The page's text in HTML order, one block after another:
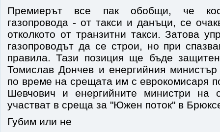
Премиерът все пак обобщи, че
газопровода - от такси и данъци, се
отколкото от транзитни такси. Затова
газопроводът да се строи, но при
правила. Тази позиция ще бъде
Томислав Дончев и енергийния
по време на срещата им с еврокомисаря
Шевчович и енергийните министри на
участват в среща за "Южен поток" в
Губим или не